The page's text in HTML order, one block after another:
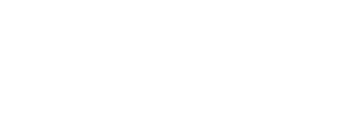
saltar de la gestión del mapa al combate en cuestión
Sentirás el retroceso seco de un rifle de cerrojo y la